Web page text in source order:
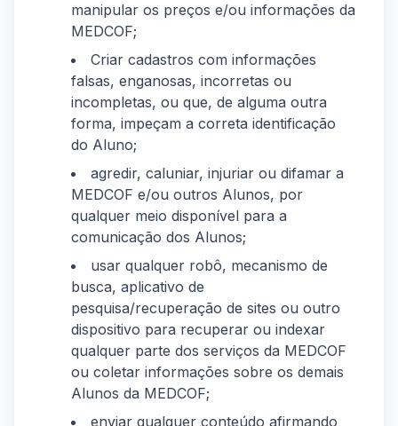
manipular os preços e/ou informações da
MEDCOF;
Criar cadastros com informações
falsas, enganosas, incorretas ou
incompletas, ou que, de alguma outra
forma, impeçam a correta identificação
do Aluno;
agredir, caluniar, injuriar ou difamar a
MEDCOF e/ou outros Alunos, por
qualquer meio disponível para a
comunicação dos Alunos;
usar qualquer robô, mecanismo de
busca, aplicativo de
pesquisa/recuperação de sites ou outro
dispositivo para recuperar ou indexar
qualquer parte dos serviços da MEDCOF
ou coletar informações sobre os demais
Alunos da MEDCOF;
enviar qualquer conteúdo afirmando